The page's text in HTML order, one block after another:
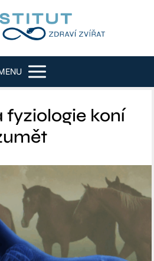
fyziologie koní